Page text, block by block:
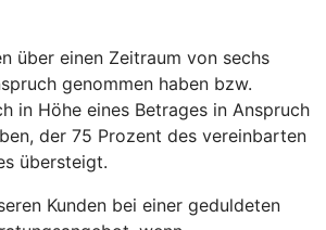
über einen Zeitraum von sechs
genommen haben bzw.
in Höhe eines Betrages in Anspruch
der 75 Prozent des vereinbarten
übersteigt.
Kunden bei einer geduldeten